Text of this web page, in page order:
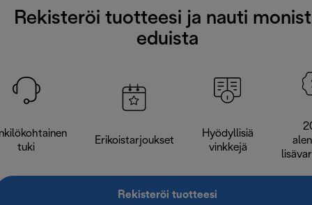
Rekisteröi tuotteesi ja nauti
eduista
tuki
Erikoistarjoukset
Hyödyllisiä
vinkkejä
Rekisteröi tuotteesi